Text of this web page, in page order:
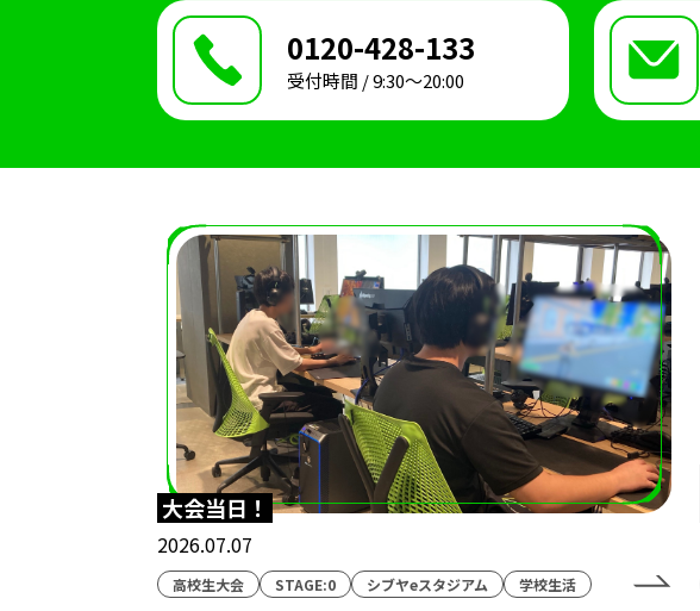
0120-428-133
受付時間 / 9:30〜20:00
大会当日！
2026.07.07
高校生大会 STAGE:0 シブヤeスタジアム 学校生活